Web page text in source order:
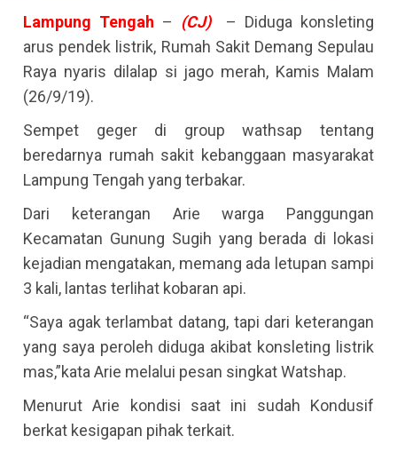
Lampung Tengah – (CJ)– Diduga konsleting
arus pendek listrik, Rumah Sakit Demang Sepulau
Raya nyaris dilalap si jago merah, Kamis Malam
(26/9/19).
Sempet geger di group wathsap tentang
beredarnya rumah sakit kebanggaan masyarakat
Lampung Tengah yang terbakar.
Dari keterangan Arie warga Panggungan
Kecamatan Gunung Sugih yang berada di lokasi
kejadian mengatakan, memang ada letupan sampi
3 kali, lantas terlihat kobaran api.
“Saya agak terlambat datang, tapi dari keterangan
yang saya peroleh diduga akibat konsleting listrik
mas,”kata Arie melalui pesan singkat Watshap.
Menurut Arie kondisi saat ini sudah Kondusif
berkat kesigapan pihak terkait.